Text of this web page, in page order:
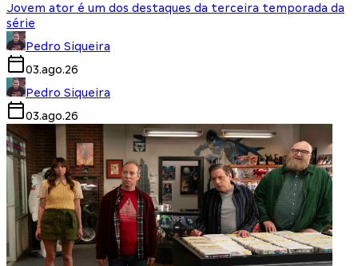
Jovem ator é um dos destaques da terceira temporada da
série
Pedro Siqueira
03.ago.26
Pedro Siqueira
03.ago.26